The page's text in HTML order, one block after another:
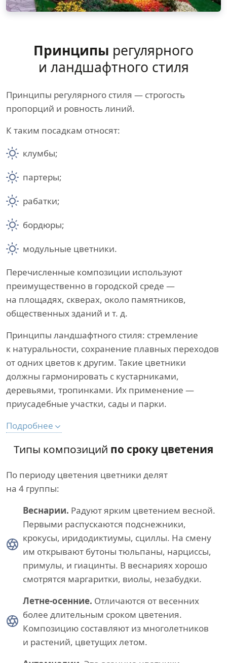
Принципы регулярного
и ландшафтного стиля
Принципы регулярного стиля — строгость
пропорций и ровность линий.
К таким посадкам относят:
клумбы;
партеры;
рабатки;
бордюры;
модульные цветники.
Перечисленные композиции используют
преимущественно в городской среде —
на площадях, скверах, около памятников,
общественных зданий и т. д.
Принципы ландшафтного стиля: стремление
к натуральности, сохранение плавных переходов
от одних цветов к другим. Такие цветники
должны гармонировать с кустарниками,
деревьями, тропинками. Их применение —
приусадебные участки, сады и парки.
Подробнее
Типы композиций по сроку цветения
По периоду цветения цветники делят
на 4 группы:
Веснарии. Радуют ярким цветением весной.
Первыми распускаются подснежники,
крокусы, иридодиктиумы, сциллы. На смену
им открывают бутоны тюльпаны, нарциссы,
примулы, и гиацинты. В веснариях хорошо
смотрятся маргаритки, виолы, незабудки.
Летне-осенние. Отличаются от весенних
более длительным сроком цветения.
Композицию составляют из многолетников
и растений, цветущих летом.